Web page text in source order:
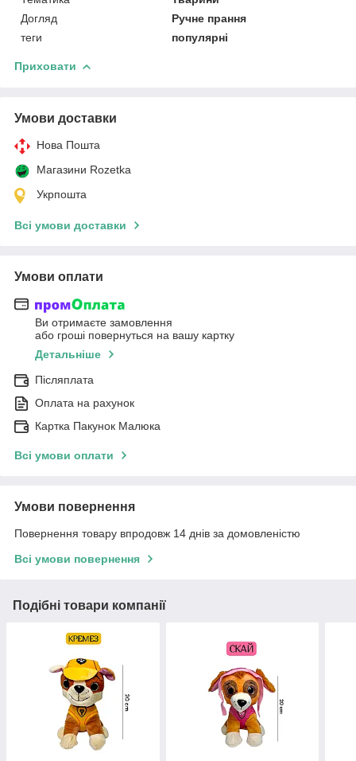
Догляд
Ручне прання
теги
популярні
Приховати
Умови доставки
Нова Пошта
Магазини Rozetka
Укрпошта
Всі умови доставки
Умови оплати
Ви отримаєте замовлення
або гроші повернуться на вашу картку
Детальніше
Післяплата
Оплата на рахунок
Картка Пакунок Малюка
Всі умови оплати
Умови повернення
Повернення товару впродовж 14 днів за домовленістю
Всі умови повернення
Подібні товари компанії